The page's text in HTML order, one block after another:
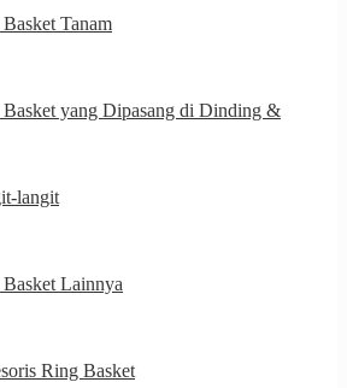
Tanam
yang Dipasang di Dinding &
langit
Lainnya
Ring Basket